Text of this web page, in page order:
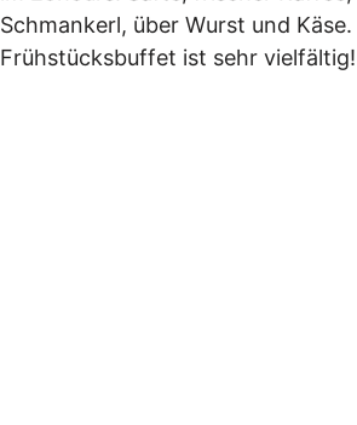
Schmankerl, über Wurst und Käse.
Frühstücksbuffet ist sehr vielfältig!